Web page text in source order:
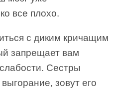
все плохо.
с диким кричащим
запрещает вам
Сестры
зовут его